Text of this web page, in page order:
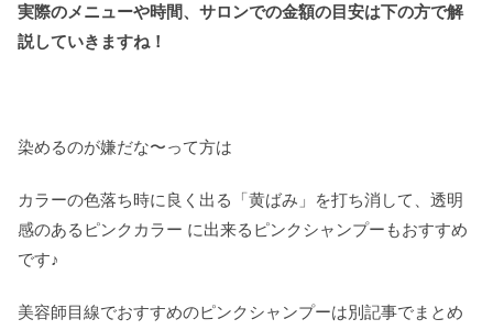
実際のメニューや時間、サロンでの金額の目安は下の方で解
説していきますね！
染めるのが嫌だな〜って方は
カラーの色落ち時に良く出る「黄ばみ」を打ち消して、透明
感のあるピンクカラー に出来るピンクシャンプーもおすすめ
です♪
美容師目線でおすすめのピンクシャンプーは別記事でまとめ